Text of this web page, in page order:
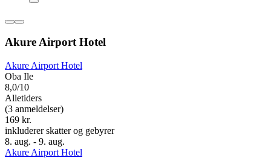
Akure Airport Hotel
Akure Airport Hotel
Oba Ile
8,0/10
Alletiders
(3 anmeldelser)
169 kr.
inkluderer skatter og gebyrer
8. aug. - 9. aug.
Akure Airport Hotel